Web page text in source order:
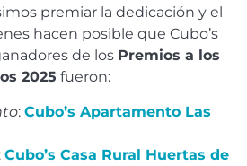
premiar la dedicación y el
hacen posible que Cubo’s
de los Premios a los
2025 fueron:
:Cubo’s Apartamento Las
Cubo’s Casa Rural Huertas de